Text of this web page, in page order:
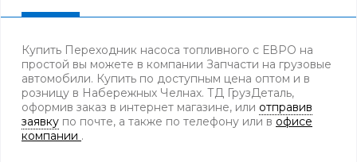
Купить Переходник насоса топливного с ЕВРО на
простой вы можете в компании Запчасти на грузовые
автомобили. Купить по доступным цена оптом и в
розницу в Набережных Челнах. ТД ГрузДеталь,
оформив заказ в интернет магазине, или отправив
заявку по почте, а также по телефону или в офисе
компании .